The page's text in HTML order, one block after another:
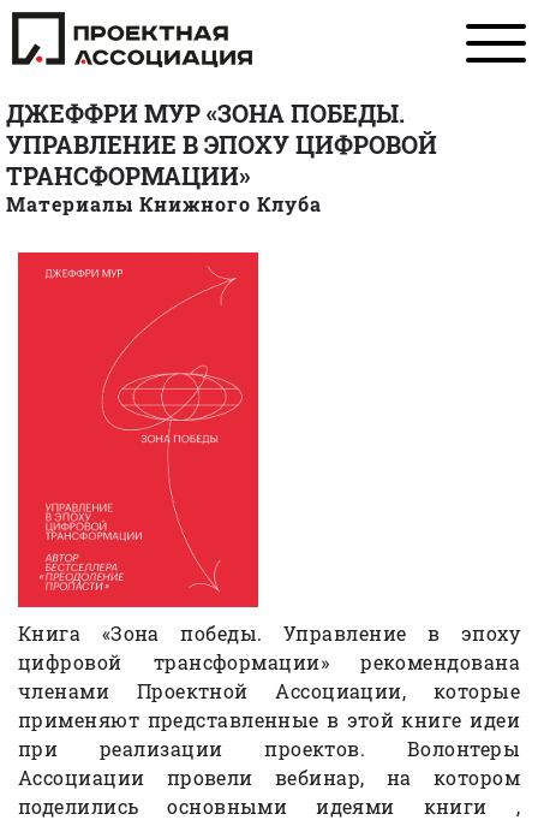
ДЖЕФФРИ МУР «ЗОНА ПОБЕДЫ.
УПРАВЛЕНИЕ В ЭПОХУ ЦИФРОВОЙ
ТРАНСФОРМАЦИИ»
Материалы Книжного Клуба
Книга «Зона победы. Управление в эпоху
цифровой трансформации» рекомендована
членами Проектной Ассоциации, которые
применяют представленные в этой книге идеи
при реализации проектов. Волонтеры
Ассоциации провели вебинар, на котором
поделились основными идеями книги ,